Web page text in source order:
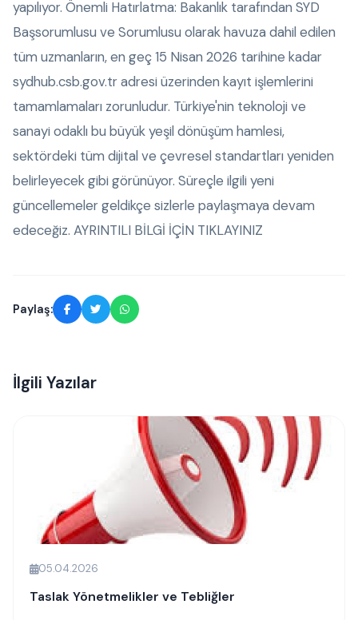
yapılıyor. Önemli Hatırlatma: Bakanlık tarafından SYD
Başsorumlusu ve Sorumlusu olarak havuza dahil edilen
tüm uzmanların, en geç 15 Nisan 2026 tarihine kadar
sydhub.csb.gov.tr adresi üzerinden kayıt işlemlerini
tamamlamaları zorunludur. Türkiye'nin teknoloji ve
sanayi odaklı bu büyük yeşil dönüşüm hamlesi,
sektördeki tüm dijital ve çevresel standartları yeniden
belirleyecek gibi görünüyor. Süreçle ilgili yeni
güncellemeler geldikçe sizlerle paylaşmaya devam
edeceğiz. AYRINTILI BİLGİ İÇİN TIKLAYINIZ
Paylaş:
İlgili Yazılar
05.04.2026
Taslak Yönetmelikler ve Tebliğler